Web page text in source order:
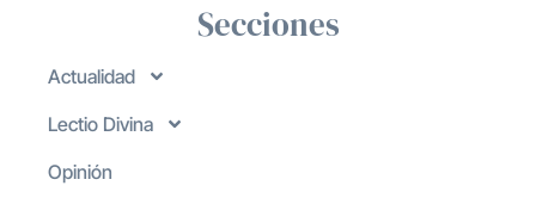
Secciones
Actualidad
Lectio Divina
Opinión